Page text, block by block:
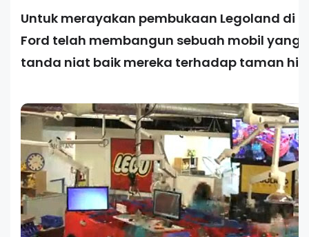
Untuk merayakan pembukaan Legoland di
Ford telah membangun sebuah mobil yang
tanda niat baik mereka terhadap taman